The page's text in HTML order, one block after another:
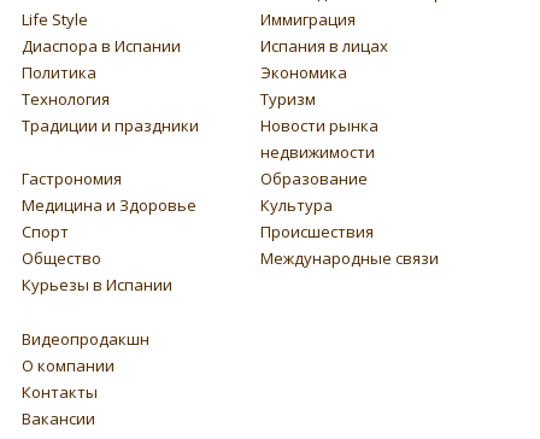
Life Style
Иммиграция
Диаспора в Испании
Испания в лицах
Политика
Экономика
Технология
Туризм
Традиции и праздники
Новости рынка
недвижимости
Гастрономия
Образование
Медицина и Здоровье
Культура
Спорт
Происшествия
Общество
Международные связи
Курьезы в Испании
Видеопродакшн
О компании
Контакты
Вакансии